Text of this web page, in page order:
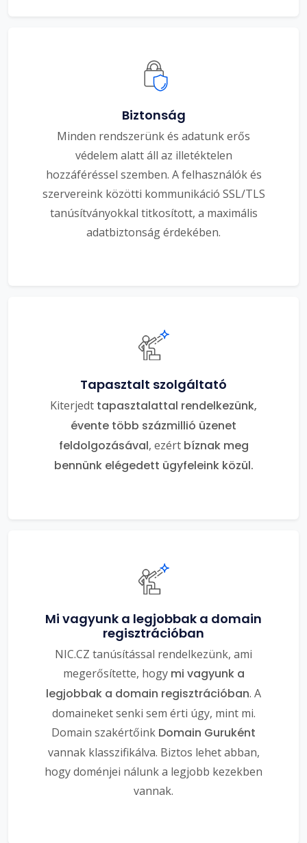
Biztonság
Minden rendszerünk és adatunk erős
védelem alatt áll az illetéktelen
hozzáféréssel szemben. A felhasználók és
szervereink közötti kommunikáció SSL/TLS
tanúsítványokkal titkosított, a maximális
adatbiztonság érdekében.
Tapasztalt szolgáltató
Kiterjedt tapasztalattal rendelkezünk,
évente több százmillió üzenet
feldolgozásával, ezért bíznak meg
bennünk elégedett ügyfeleink közül.
Mi vagyunk a legjobbak a domain
regisztrációban
NIC.CZ tanúsítással rendelkezünk, ami
megerősítette, hogy mi vagyunk a
legjobbak a domain regisztrációban. A
domaineket senki sem érti úgy, mint mi.
Domain szakértőink Domain Guruként
vannak klasszifikálva. Biztos lehet abban,
hogy doménjei nálunk a legjobb kezekben
vannak.